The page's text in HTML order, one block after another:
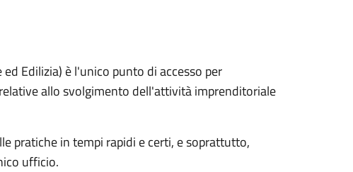
Edilizia) è l'unico punto di accesso per
allo svolgimento dell'attività imprenditoriale
pratiche in tempi rapidi e certi, e soprattutto,
ufficio.